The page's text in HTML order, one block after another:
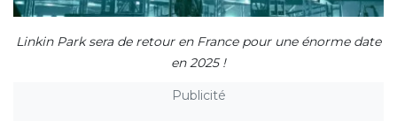
Linkin Park sera de retour en France pour une énorme date
en 2025 !
Publicité